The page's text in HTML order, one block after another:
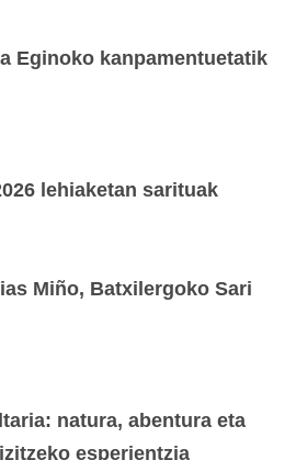
Eginoko kanpamentuetatik
lehiaketan sarituak
Miño, Batxilergoko Sari
natura, abentura eta
esperientzia